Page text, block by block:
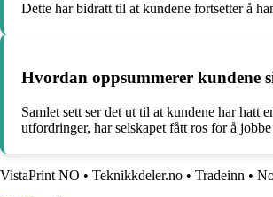
Dette har bidratt til at kundene fortsetter å
Hvordan oppsummerer kundene
Samlet sett ser det ut til at kundene har
utfordringer, har selskapet fått ros for å
VistaPrint NO • Teknikkdeler.no • Tradeinn •